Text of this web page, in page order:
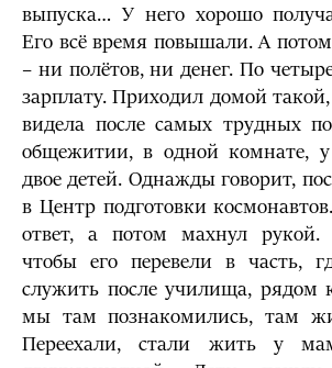
выпуска… У него хорошо
Его всё время повышали. А
– ни полётов, ни денег. По
зарплату. Приходил домой
видела после самых трудных
общежитии, в одной комнате,
двое детей. Однажды говорит,
в Центр подготовки
ответ, а потом махнул рукой.
чтобы его перевели в часть,
служить после училища, рядом
мы там познакомились, там
Переехали, стали жить у